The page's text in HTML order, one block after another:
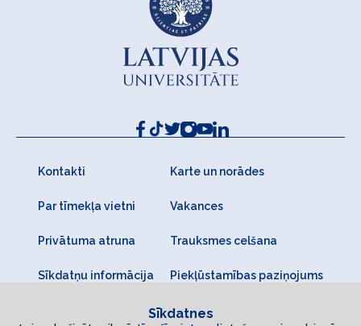
Kontakti Karte un norādes
Par tīmekļa vietni Vakances
Privātuma atruna Trauksmes celšana
Sīkdatņu informācija Piekļūstamības paziņojums
Sīkdatnes